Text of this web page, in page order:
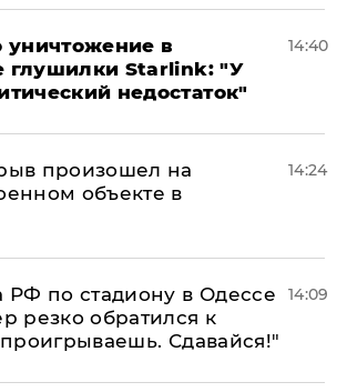
уничтожение в
глушилки Starlink: "У
недостаток"
14:40
произошел на
объекте в
14:24
РФ по стадиону в Одессе
резко обратился к
Сдавайся!"
14:09